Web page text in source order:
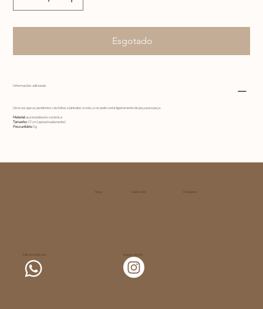
Esgotado
Informações adicionais
Uma vez que os pendentes são feitos e pintados à mão, a cor pode variar ligeiramente de peça para peça.
Material:aço inoxidável e cerâmica
Tamanho: 17 cm (aproximadamente)
Peso unitário:5g
Shop Sobre nós Contactos
Segue-nos em
Fale connosco por